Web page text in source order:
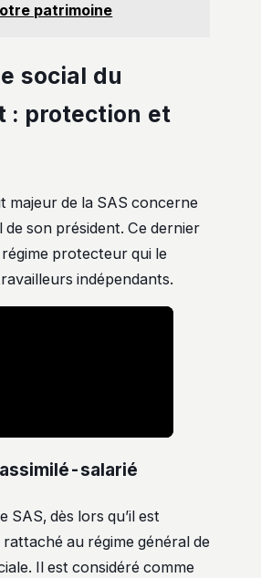
patrimoine
social du
: protection et
majeur de la SAS concerne
de son président. Ce dernier
régime protecteur qui le
indépendants.
salarié
SAS, dès lors qu’il est
au régime général de
Il est considéré comme